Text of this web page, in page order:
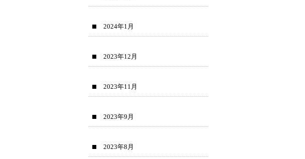
2024年1月
2023年12月
2023年11月
2023年9月
2023年8月